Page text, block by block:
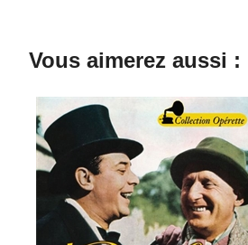
Vous aimerez aussi :